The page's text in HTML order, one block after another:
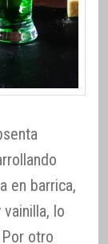
en barrica,
lo
otro